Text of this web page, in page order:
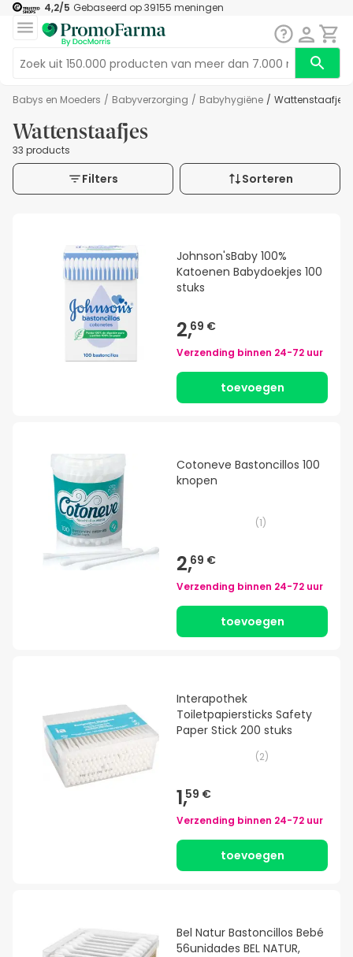
4,2/5 Gebaseerd op39155 meningen
Babys en Moeders / Babyverzorging / Babyhygiëne / Wattenstaafjes
Wattenstaafjes
33 products
Filters Sorteren
Johnson'sBaby 100%
Katoenen Babydoekjes 100
stuks
2,69 €
Verzending binnen 24-72 uur
toevoegen
Cotoneve Bastoncillos 100
knopen
(1)
2,69 €
Verzending binnen 24-72 uur
toevoegen
Interapothek
Toiletpapiersticks Safety
Paper Stick 200 stuks
(2)
1,59 €
Verzending binnen 24-72 uur
toevoegen
Bel Natur Bastoncillos Bebé
56unidades BEL NATUR,